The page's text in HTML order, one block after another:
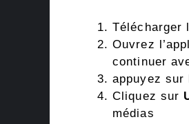
Télécharger
Ouvrez
continuer
appuyez sur
Cliquez sur
médias